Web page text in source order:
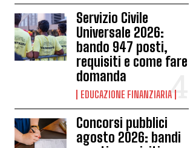
Servizio Civile
Universale 2026:
bando 947 posti,
requisiti e come fare
domanda
EDUCAZIONE FINANZIARIA
Concorsi pubblici
agosto 2026: bandi